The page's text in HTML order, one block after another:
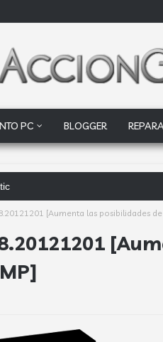
PC BLOGGER
factores clave que debes
[Aumenta las posibilidades